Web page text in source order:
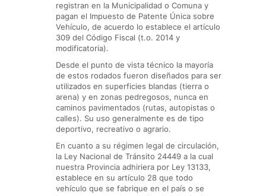
registran en la Municipalidad o Comuna y
pagan el Impuesto de Patente Única sobre
Vehículo, de acuerdo lo establece el artículo
309 del Código Fiscal (t.o. 2014 y
modificatoria).
Desde el punto de vista técnico la mayoría
de estos rodados fueron diseñados para ser
utilizados en superficies blandas (tierra o
arena) y en zonas pedregosos, nunca en
caminos pavimentados (rutas, autopistas o
calles). Su uso generalmente es de tipo
deportivo, recreativo o agrario.
En cuanto a su régimen legal de circulación,
la Ley Nacional de Tránsito 24449 a la cual
nuestra Provincia adhiriera por Ley 13133,
establece en su artículo 28 que todo
vehículo que se fabrique en el país o se